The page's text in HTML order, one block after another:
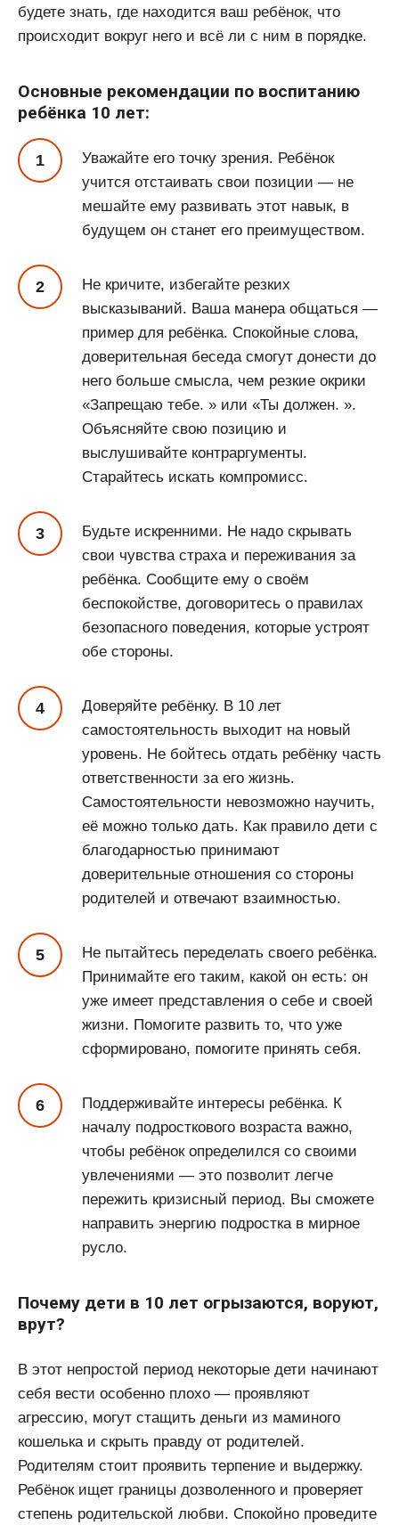
будете знать, где находится ваш ребёнок, что
происходит вокруг него и всё ли с ним в порядке.
Основные рекомендации по воспитанию
ребёнка 10 лет:
Уважайте его точку зрения. Ребёнок
учится отстаивать свои позиции — не
мешайте ему развивать этот навык, в
будущем он станет его преимуществом.
Не кричите, избегайте резких
высказываний. Ваша манера общаться —
пример для ребёнка. Спокойные слова,
доверительная беседа смогут донести до
него больше смысла, чем резкие окрики
«Запрещаю тебе. » или «Ты должен. ».
Объясняйте свою позицию и
выслушивайте контраргументы.
Старайтесь искать компромисс.
Будьте искренними. Не надо скрывать
свои чувства страха и переживания за
ребёнка. Сообщите ему о своём
беспокойстве, договоритесь о правилах
безопасного поведения, которые устроят
обе стороны.
Доверяйте ребёнку. В 10 лет
самостоятельность выходит на новый
уровень. Не бойтесь отдать ребёнку часть
ответственности за его жизнь.
Самостоятельности невозможно научить,
её можно только дать. Как правило дети с
благодарностью принимают
доверительные отношения со стороны
родителей и отвечают взаимностью.
Не пытайтесь переделать своего ребёнка.
Принимайте его таким, какой он есть: он
уже имеет представления о себе и своей
жизни. Помогите развить то, что уже
сформировано, помогите принять себя.
Поддерживайте интересы ребёнка. К
началу подросткового возраста важно,
чтобы ребёнок определился со своими
увлечениями — это позволит легче
пережить кризисный период. Вы сможете
направить энергию подростка в мирное
русло.
Почему дети в 10 лет огрызаются, воруют,
врут?
В этот непростой период некоторые дети начинают
себя вести особенно плохо — проявляют
агрессию, могут стащить деньги из маминого
кошелька и скрыть правду от родителей.
Родителям стоит проявить терпение и выдержку.
Ребёнок ищет границы дозволенного и проверяет
степень родительской любви. Спокойно проведите